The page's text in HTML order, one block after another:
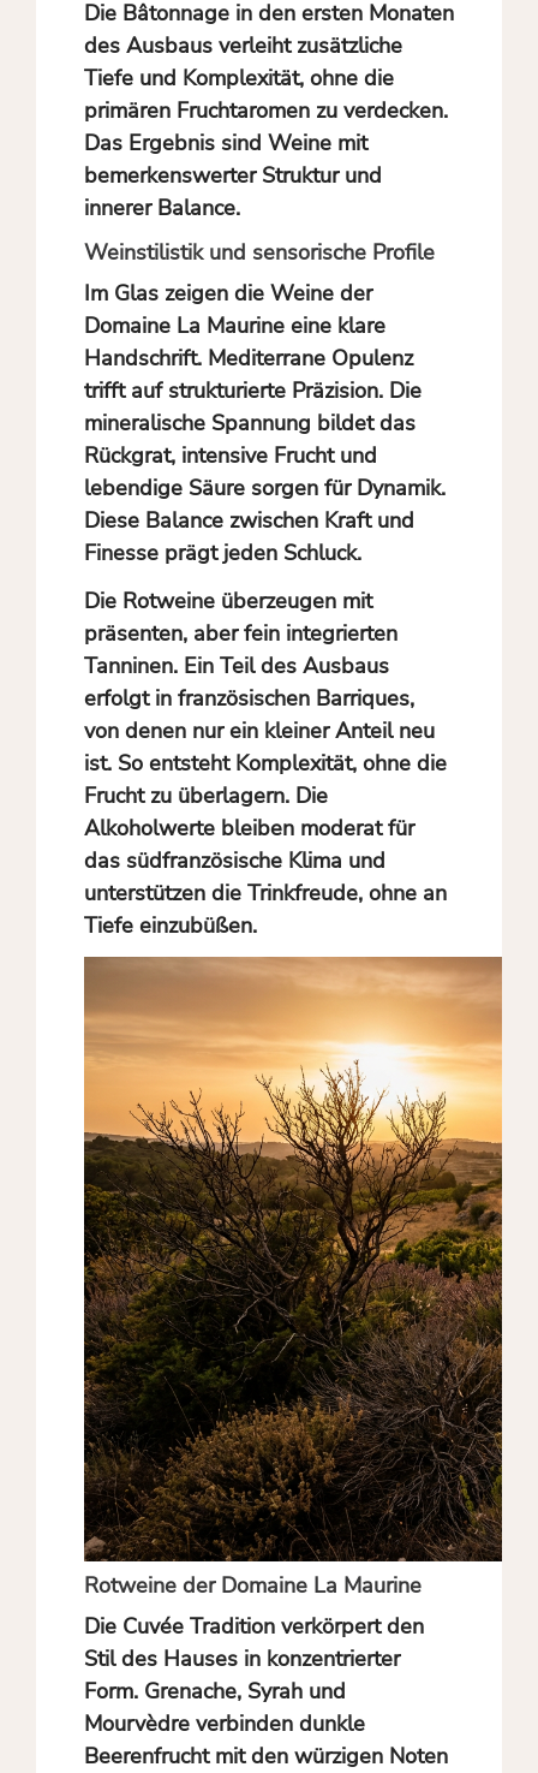
Die Bâtonnage in den ersten Monaten
des Ausbaus verleiht zusätzliche
Tiefe und Komplexität, ohne die
primären Fruchtaromen zu verdecken.
Das Ergebnis sind Weine mit
bemerkenswerter Struktur und
innerer Balance.
Weinstilistik und sensorische Profile
Im Glas zeigen die Weine der
Domaine La Maurine eine klare
Handschrift. Mediterrane Opulenz
trifft auf strukturierte Präzision. Die
mineralische Spannung bildet das
Rückgrat, intensive Frucht und
lebendige Säure sorgen für Dynamik.
Diese Balance zwischen Kraft und
Finesse prägt jeden Schluck.
Die Rotweine überzeugen mit
präsenten, aber fein integrierten
Tanninen. Ein Teil des Ausbaus
erfolgt in französischen Barriques,
von denen nur ein kleiner Anteil neu
ist. So entsteht Komplexität, ohne die
Frucht zu überlagern. Die
Alkoholwerte bleiben moderat für
das südfranzösische Klima und
unterstützen die Trinkfreude, ohne an
Tiefe einzubüßen.
Rotweine der Domaine La Maurine
Die Cuvée Tradition verkörpert den
Stil des Hauses in konzentrierter
Form. Grenache, Syrah und
Mourvèdre verbinden dunkle
Beerenfrucht mit den würzigen Noten